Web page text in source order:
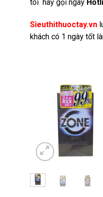
tôi hãy gọi ngay
Sieuthithuoctay.vn
khách có 1 ngày tốt